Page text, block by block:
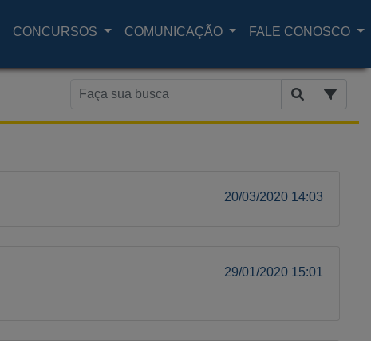
CONCURSOS COMUNICAÇÃO FALE CONOSCO
20/03/2020 14:03
29/01/2020 15:01